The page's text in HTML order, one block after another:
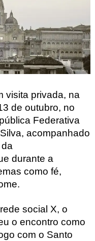
visita privada, na
de outubro, no
Federativa
acompanhado
durante a
como fé,
social X, o
o encontro como
com o Santo